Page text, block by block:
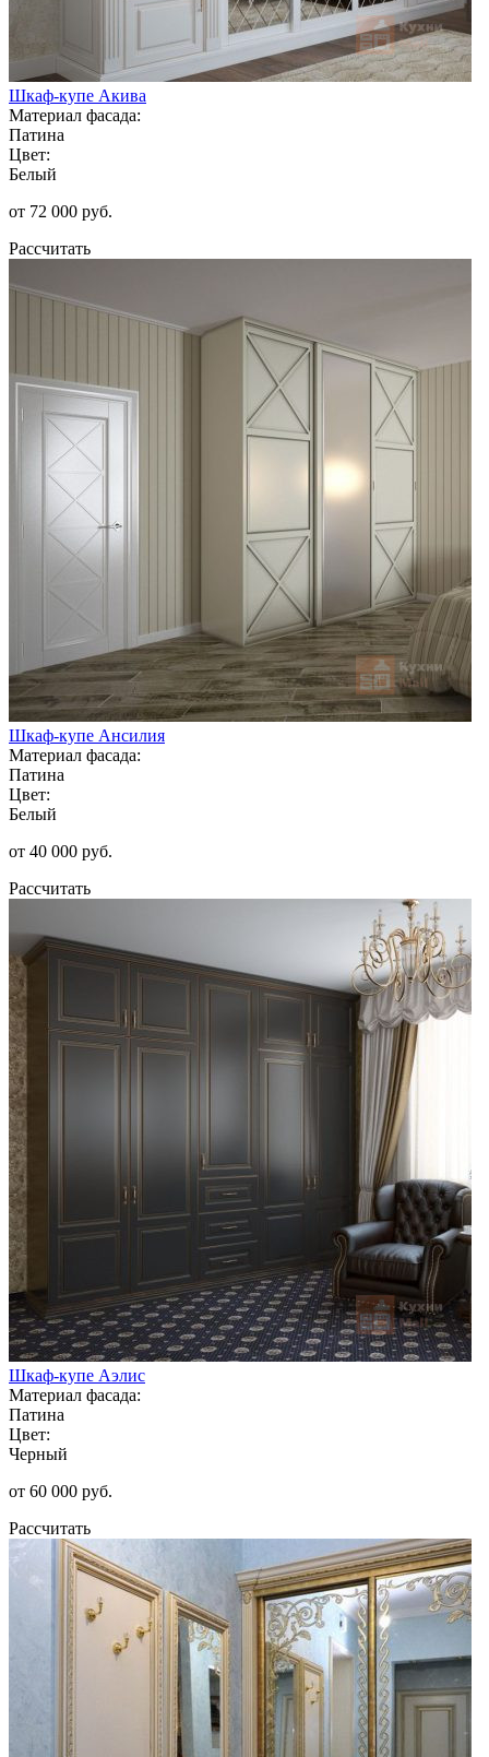
Шкаф-купе Акива
Материал фасада:
Патина
Цвет:
Белый
от 72 000 руб.
Рассчитать
Шкаф-купе Ансилия
Материал фасада:
Патина
Цвет:
Белый
от 40 000 руб.
Рассчитать
Шкаф-купе Аэлис
Материал фасада:
Патина
Цвет:
Черный
от 60 000 руб.
Рассчитать